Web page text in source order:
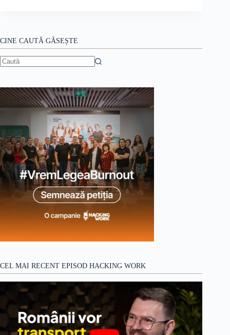
CINE CAUTĂ GĂSEȘTE
CEL MAI RECENT EPISOD HACKING WORK